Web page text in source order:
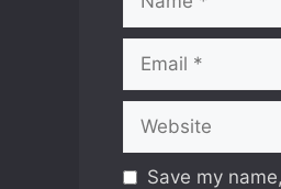
Email
Website
Save my